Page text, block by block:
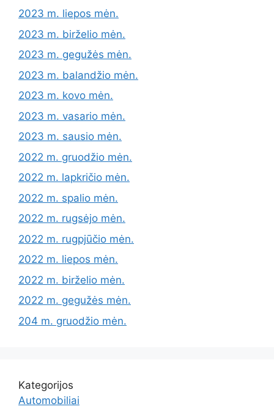
2023 m. liepos mėn.
2023 m. birželio mėn.
2023 m. gegužės mėn.
2023 m. balandžio mėn.
2023 m. kovo mėn.
2023 m. vasario mėn.
2023 m. sausio mėn.
2022 m. gruodžio mėn.
2022 m. lapkričio mėn.
2022 m. spalio mėn.
2022 m. rugsėjo mėn.
2022 m. rugpjūčio mėn.
2022 m. liepos mėn.
2022 m. birželio mėn.
2022 m. gegužės mėn.
204 m. gruodžio mėn.
Kategorijos
Automobiliai